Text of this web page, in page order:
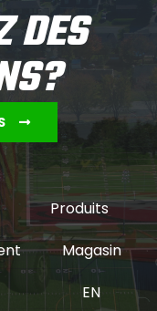
DES
Produits
Magasin
EN